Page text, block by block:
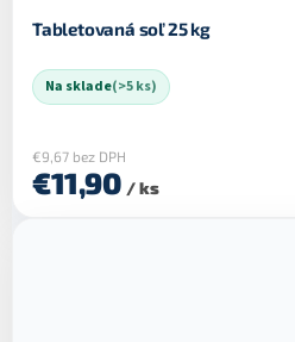
Tabletovaná soľ 25 kg
Na sklade(>5 ks)
€9,67 bez DPH
€11,90 / ks